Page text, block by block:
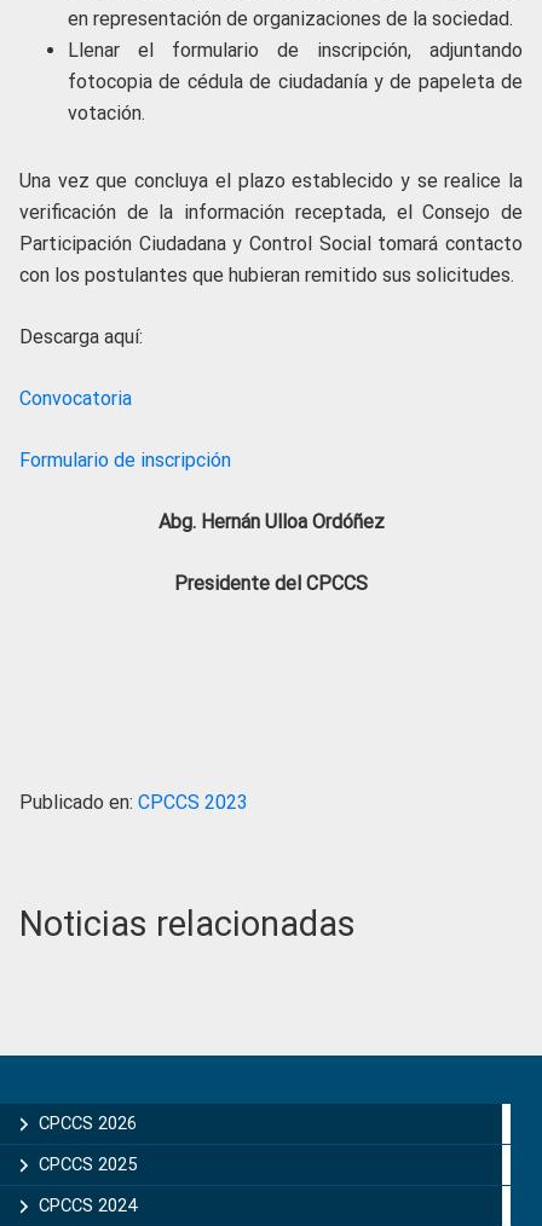
en representación de organizaciones de la sociedad.
Llenar el formulario de inscripción, adjuntando
fotocopia de cédula de ciudadanía y de papeleta de
votación.
Una vez que concluya el plazo establecido y se realice la
verificación de la información receptada, el Consejo de
Participación Ciudadana y Control Social tomará contacto
con los postulantes que hubieran remitido sus solicitudes.
Descarga aquí:
Convocatoria
Formulario de inscripción
Abg. Hernán Ulloa Ordóñez
Presidente del CPCCS
Publicado en: CPCCS 2023
Noticias relacionadas
Sidebar
CPCCS 2026
CPCCS 2025
CPCCS 2024